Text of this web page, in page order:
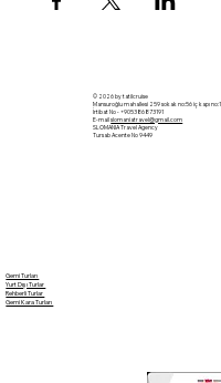
Gemi Turları
Yurt Dışı Turlar
Rehberli Turlar
Gemi Kara Turları
© 2026 by tatilcruise
Mansuroğlu mahallesi 259 sokak no:56 iç kapı
İrtibat No - +905386873191
E-mailslomaniatravel@gmail.com
SLOMANIA Travel Agency
Tursab Acente No 9449